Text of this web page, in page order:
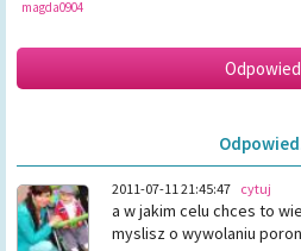
magda0904
2011-07-11 21:45:47 cytuj
a w jakim celu chces to
myslisz o wywolaniu